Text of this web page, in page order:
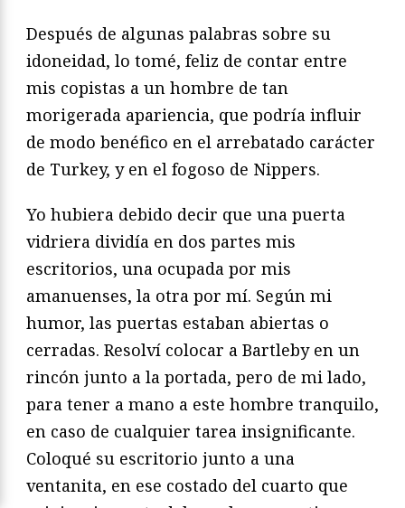
Después de algunas palabras sobre su
idoneidad, lo tomé, feliz de contar entre
mis copistas a un hombre de tan
morigerada apariencia, que podría influir
de modo benéfico en el arrebatado carácter
de Turkey, y en el fogoso de Nippers.
Yo hubiera debido decir que una puerta
vidriera dividía en dos partes mis
escritorios, una ocupada por mis
amanuenses, la otra por mí. Según mi
humor, las puertas estaban abiertas o
cerradas. Resolví colocar a Bartleby en un
rincón junto a la portada, pero de mi lado,
para tener a mano a este hombre tranquilo,
en caso de cualquier tarea insignificante.
Coloqué su escritorio junto a una
ventanita, en ese costado del cuarto que